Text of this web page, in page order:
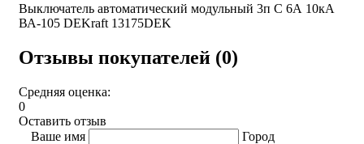
Выключатель автоматический модульный 3п C 6А 10кА
ВА-105 DEKraft 13175DEK
Отзывы покупателей (0)
Средняя оценка:
0
Оставить отзыв
Ваше имя
Город